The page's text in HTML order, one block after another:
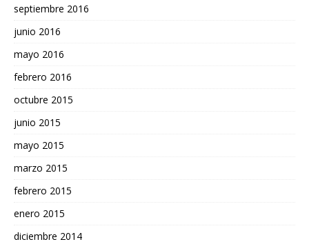
septiembre 2016
junio 2016
mayo 2016
febrero 2016
octubre 2015
junio 2015
mayo 2015
marzo 2015
febrero 2015
enero 2015
diciembre 2014